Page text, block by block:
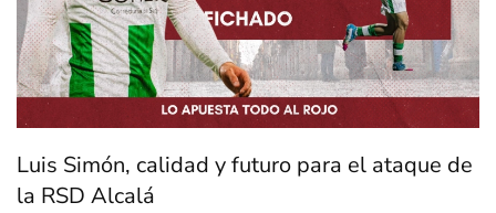
Luis Simón, calidad y futuro para el ataque de
la RSD Alcalá